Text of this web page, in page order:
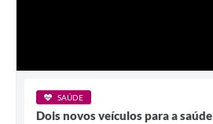
Diário Oficial
SAÚDE
Dois novos veículos para a saúde